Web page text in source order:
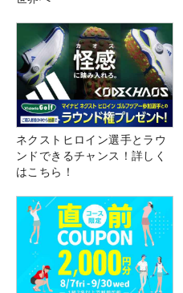
ネクストヒロイン選手とラウ
ンドできるチャンス！詳しく
はこちら！